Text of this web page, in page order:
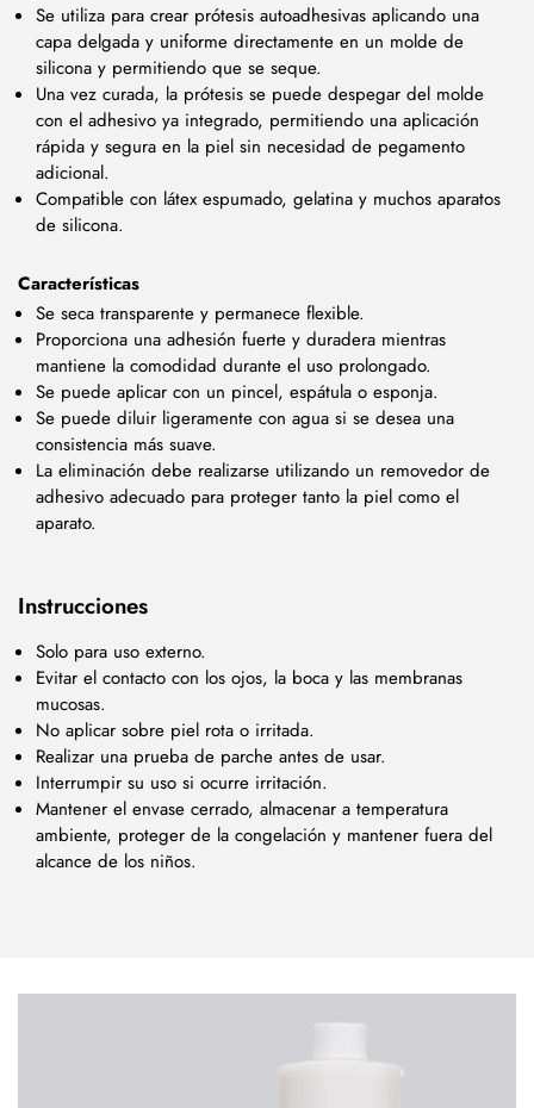
Se utiliza para crear prótesis autoadhesivas aplicando una
capa delgada y uniforme directamente en un molde de
silicona y permitiendo que se seque.
Una vez curada, la prótesis se puede despegar del molde
con el adhesivo ya integrado, permitiendo una aplicación
rápida y segura en la piel sin necesidad de pegamento
adicional.
Compatible con látex espumado, gelatina y muchos aparatos
de silicona.
Características
Se seca transparente y permanece flexible.
Proporciona una adhesión fuerte y duradera mientras
mantiene la comodidad durante el uso prolongado.
Se puede aplicar con un pincel, espátula o esponja.
Se puede diluir ligeramente con agua si se desea una
consistencia más suave.
La eliminación debe realizarse utilizando un removedor de
adhesivo adecuado para proteger tanto la piel como el
aparato.
Instrucciones
Solo para uso externo.
Evitar el contacto con los ojos, la boca y las membranas
mucosas.
No aplicar sobre piel rota o irritada.
Realizar una prueba de parche antes de usar.
Interrumpir su uso si ocurre irritación.
Mantener el envase cerrado, almacenar a temperatura
ambiente, proteger de la congelación y mantener fuera del
alcance de los niños.